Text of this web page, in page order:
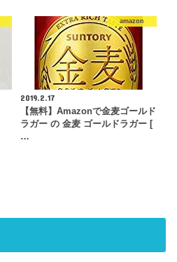
amazon
2019.2.17
【無料】Amazonで金麦ゴールド
ラガー の 金麦 ゴールドラガー [
…